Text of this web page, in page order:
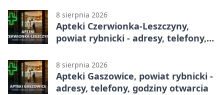
8 sierpnia 2026
Apteki Czerwionka-Leszczyny,
powiat rybnicki - adresy, telefony,
8 sierpnia 2026
Apteki Gaszowice, powiat rybnicki -
adresy, telefony, godziny otwarcia